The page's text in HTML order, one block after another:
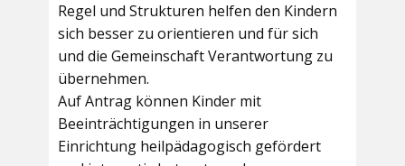
Regel und Strukturen helfen den Kindern
sich besser zu orientieren und für sich
und die Gemeinschaft Verantwortung zu
übernehmen.
Auf Antrag können Kinder mit
Beeinträchtigungen in unserer
Einrichtung heilpädagogisch gefördert